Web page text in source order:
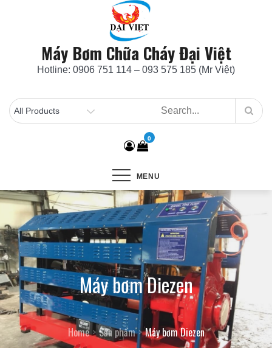
Máy Bơm Chữa Cháy Đại Việt
Hotline: 0906 751 114 – 093 575 185 (Mr Việt)
0
MENU
Máy bơm Diezen
Home Sản phẩm Máy bơm Diezen